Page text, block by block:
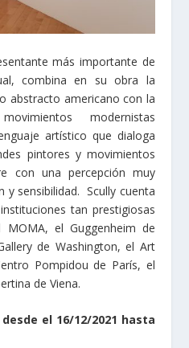
más importante de
combina en su obra la
abstracto americano con la
modernistas
artístico que dialoga
pintores y movimientos
con una percepción muy
y sensibilidad. Scully cuenta
tan prestigiosas
el Guggenheim de
de Washington, el Art
Pompidou de París, el
de Viena.
desde el 16/12/2021 hasta